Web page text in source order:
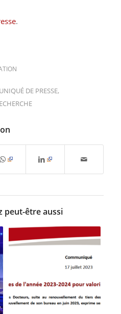
.
DE PRESSE,
peut-être aussi